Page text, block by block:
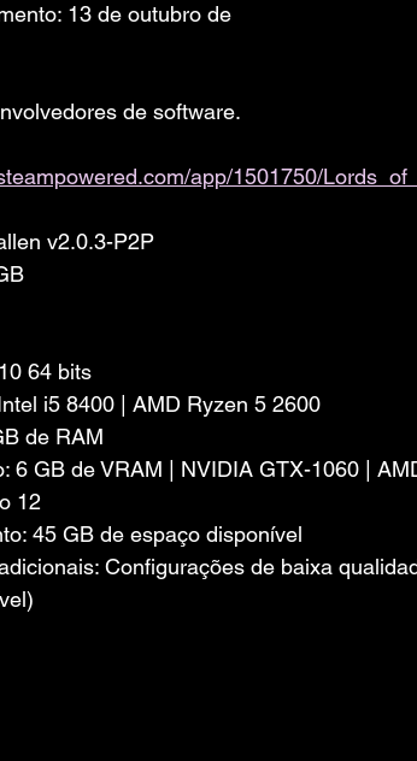
13 de outubro de
de software.
app/1501750/
v2.0.3-P2P
64 bits
i5 8400 | AMD Ryzen 5 2600
de RAM
6 GB de VRAM | NVIDIA GTX-1060 |
12
45 GB de espaço disponível
Configurações de baixa